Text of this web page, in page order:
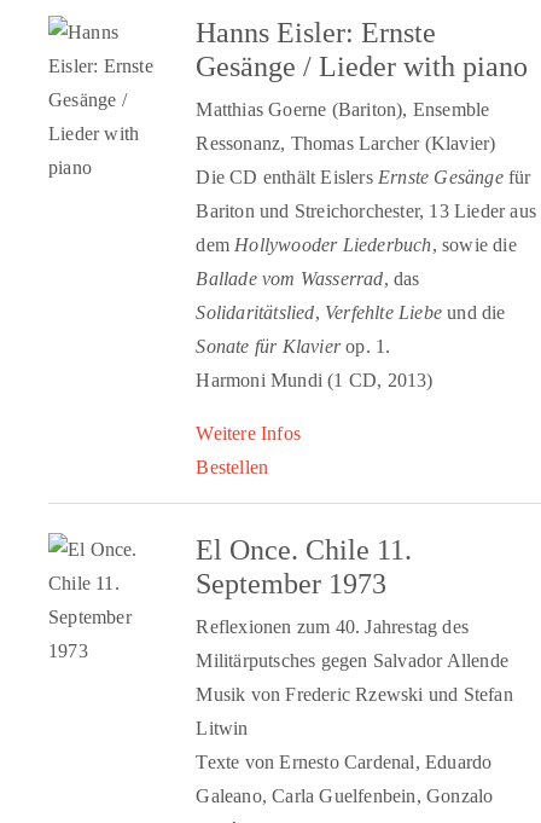
Hanns Eisler: Ernste
Gesänge / Lieder with piano
Matthias Goerne (Bariton), Ensemble
Ressonanz, Thomas Larcher (Klavier)
Die CD enthält Eislers Ernste Gesängefür
Bariton und Streichorchester, 13 Lieder aus
dem Hollywooder Liederbuch, sowie die
Ballade vom Wasserrad, das
Solidaritätslied, Verfehlte Liebeund die
Sonate für Klavierop. 1.
Harmoni Mundi (1 CD, 2013)
Weitere Infos
Bestellen
El Once. Chile 11.
September 1973
Reflexionen zum 40. Jahrestag des
Militärputsches gegen Salvador Allende
Musik von Frederic Rzewski und Stefan
Litwin
Texte von Ernesto Cardenal, Eduardo
Galeano, Carla Guelfenbein, Gonzalo